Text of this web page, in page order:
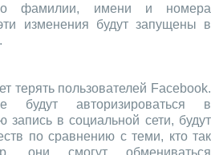
фамилии, имени и номера
изменения будут запущены в
терять пользователей Facebook.
будут авторизироваться в
запись в социальной сети, будут
по сравнению с теми, кто так
они смогут обмениваться